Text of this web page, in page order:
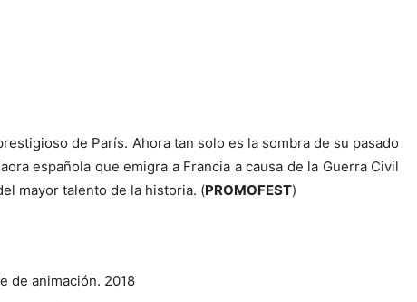
de París. Ahora tan solo es la sombra de su pasado
española que emigra a Francia a causa de la Guerra Civil
mayor talento de la historia. (PROMOFEST)
de animación. 2018